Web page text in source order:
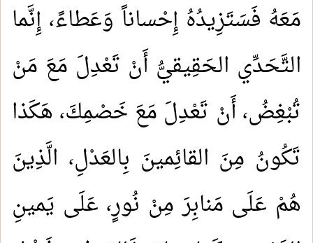
مَعَهُ فَسَتَزِيدُهُ إِحْساناً وَعَطاءً، إِنَّما
التَّحَدِّي الحَقِيقيُّ أَنْ تَعْدِلَ مَعَ مَنْ
تُبْغِضُ، أَنْ تَعْدِلَ مَعَ خَصْمِكَ، هَكَذا
تَكُونُ مِنَ القائِمينَ بِالعَدْلِ، الَّذِينَ
هُمْ عَلَى مَنابِرَ مِنْ نُورٍ، عَلَى يَمينِ